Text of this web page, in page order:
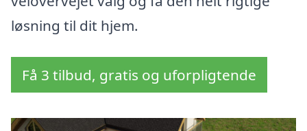
løsning til dit hjem.
Få 3 tilbud, gratis og uforpligtende